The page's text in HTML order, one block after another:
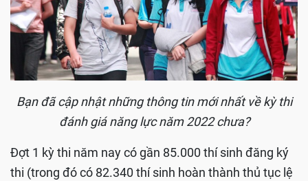
Bạn đã cập nhật những thông tin mới nhất về kỳ thi
đánh giá năng lực năm 2022 chưa?
Đợt 1 kỳ thi năm nay có gần 85.000 thí sinh đăng ký
thi (trong đó có 82.340 thí sinh hoàn thành thủ tục lệ